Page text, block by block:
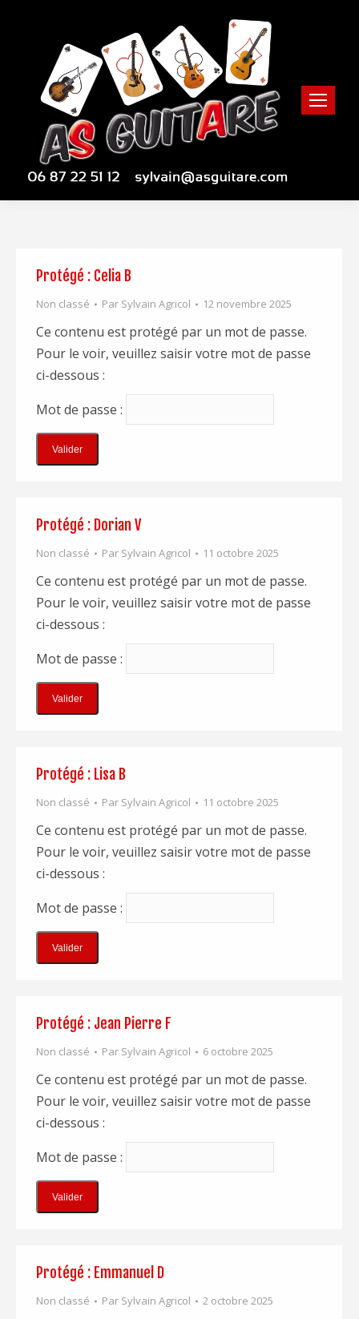
Protégé : Celia B
Non classé Par Sylvain Agricol 12 novembre 2025
Ce contenu est protégé par un mot de passe.
Pour le voir, veuillez saisir votre mot de passe
ci-dessous :
Mot de passe :
Protégé : Dorian V
Non classé Par Sylvain Agricol 11 octobre 2025
Ce contenu est protégé par un mot de passe.
Pour le voir, veuillez saisir votre mot de passe
ci-dessous :
Mot de passe :
Protégé : Lisa B
Non classé Par Sylvain Agricol 11 octobre 2025
Ce contenu est protégé par un mot de passe.
Pour le voir, veuillez saisir votre mot de passe
ci-dessous :
Mot de passe :
Protégé : Jean Pierre F
Non classé Par Sylvain Agricol 6 octobre 2025
Ce contenu est protégé par un mot de passe.
Pour le voir, veuillez saisir votre mot de passe
ci-dessous :
Mot de passe :
Protégé : Emmanuel D
Non classé Par Sylvain Agricol 2 octobre 2025